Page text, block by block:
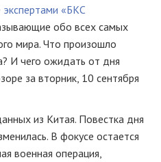
экспертами «БКС
обо всех самых
мира. Что произошло
И чего ожидать от дня
за вторник, 10 сентября
из Китая. Повестка дня
В фокусе остается
военная операция,